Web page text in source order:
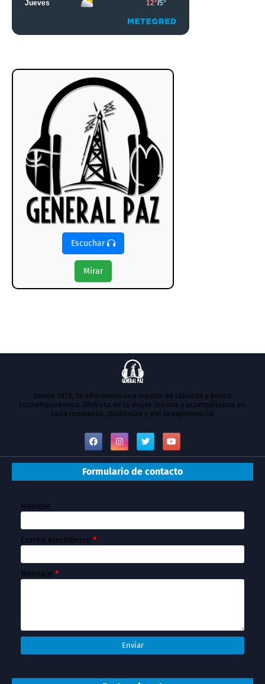
Escuchar
Mirar
Desde 1978, te ofrecemos una mezcla de clásicos y éxitos
contemporáneos. Disfruta de la mejor música y acompáñanos en
cada momento. ¡Sintoniza y vivi la experiencia!
Formulario de contacto
Nombre
Correo electrónico *
Mensaje *